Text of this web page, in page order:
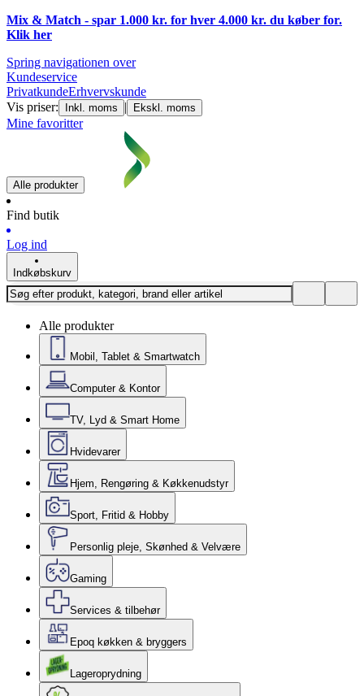
Mix & Match - spar 1.000 kr. for hver 4.000 kr. du køber for.
Klik her
Spring navigationen over
Kundeservice
PrivatkundeErhvervskunde
Vis priser:
Inkl. moms | Ekskl. moms
Mine favoritter
Alle produkter
Find butik
Log ind
Indkøbskurv
Alle produkter
Mobil, Tablet & Smartwatch
Computer & Kontor
TV, Lyd & Smart Home
Hvidevarer
Hjem, Rengøring & Køkkenudstyr
Sport, Fritid & Hobby
Personlig pleje, Skønhed & Velvære
Gaming
Services & tilbehør
Epoq køkken & bryggers
Lageroprydning